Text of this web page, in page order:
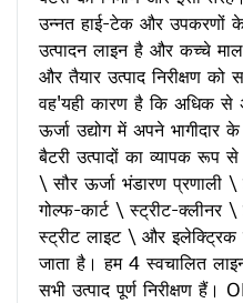
उन्नत हाई-टेक और उपकरणों के
उत्पादन लाइन है और कच्चे माल
और तैयार उत्पाद निरीक्षण को
वह'यही कारण है कि अधिक से
ऊर्जा उद्योग में अपने
बैटरी उत्पादों का व्यापक रूप
\ सौर ऊर्जा भंडारण प्रणाली
गोल्फ-कार्ट \ स्ट्रीट-क्लीनर
स्ट्रीट लाइट \ और इलेक्ट्रिक
जाता है। हम 4 स्वचालित
सभी उत्पाद पूर्ण निरीक्षण हैं।